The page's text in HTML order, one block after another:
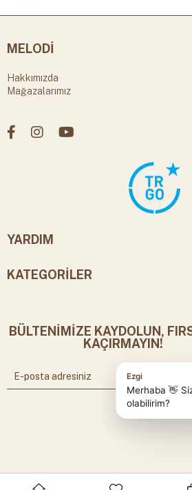
MELODİ
Hakkımızda
Mağazalarımız
YARDIM
KATEGORİLER
BÜLTENİMİZE KAYDOLUN,
KAÇIRMAYIN!